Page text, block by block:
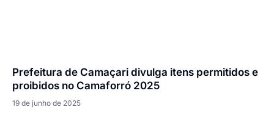
Prefeitura de Camaçari divulga itens permitidos e
proibidos no Camaforró 2025
19 de junho de 2025